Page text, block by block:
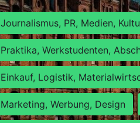
Journalismus, PR, Medien,
Praktika, Werkstudenten,
Einkauf, Logistik,
Marketing, Werbung, Design